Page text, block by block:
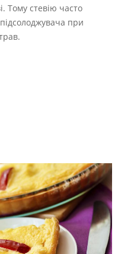
Тому стевію часто
при